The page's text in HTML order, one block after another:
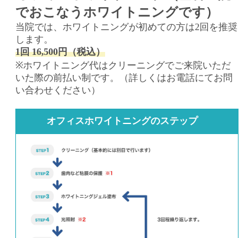
でおこなうホワイトニングです）
当院では、ホワイトニングが初めての方は2回を推奨
します。
1回 16,500円（税込）
※ホワイトニング代はクリーニングでご来院いただ
いた際の前払い制です。（詳しくはお電話にてお問
い合わせください）
オフィスホワイトニングのステップ